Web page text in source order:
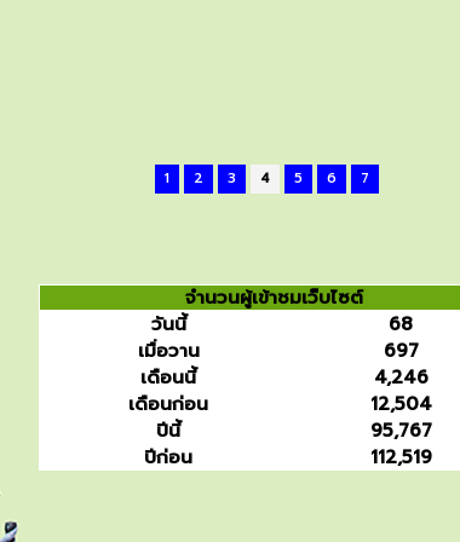
1 2 3 4 5 6 7
จำนวนผู้เข้าชมเว็บไซต์
วันนี้
68
เมื่อวาน
697
เดือนนี้
4,246
เดือนก่อน
12,504
ปีนี้
95,767
ปีก่อน
112,519